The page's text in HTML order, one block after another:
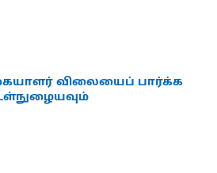
விலையைப் பார்க்க